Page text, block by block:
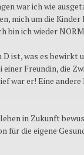
war ich wie
mich um die Kinder
bin ich wieder
ist, was es bewirkt
Freundin, die
war er! Eine andere
in Zukunft
für die eigene